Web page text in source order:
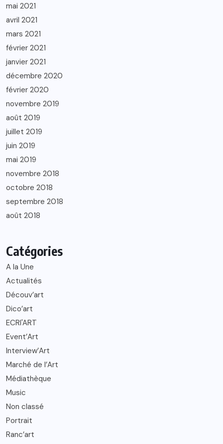
mai 2021
avril 2021
mars 2021
février 2021
janvier 2021
décembre 2020
février 2020
novembre 2019
août 2019
juillet 2019
juin 2019
mai 2019
novembre 2018
octobre 2018
septembre 2018
août 2018
Catégories
A la Une
Actualités
Découv’art
Dico’art
ECRI'ART
Event’Art
Interview’Art
Marché de l’Art
Médiathèque
Music
Non classé
Portrait
Ranc’art